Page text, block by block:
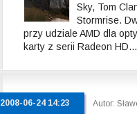
Sky, Tom
Stormrise.
przy udziale AMD dla
karty z serii Radeon
2008-06-24 14:23 Autor: